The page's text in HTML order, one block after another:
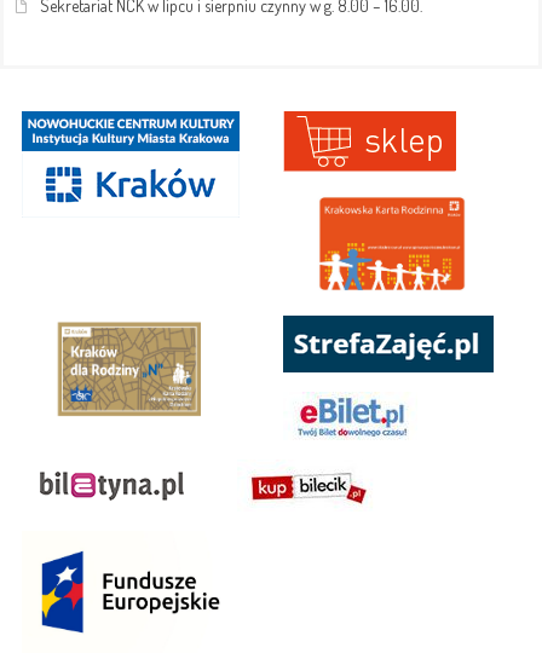
Sekretariat NCK w lipcu i sierpniu czynny w g. 8.00 – 16.00.